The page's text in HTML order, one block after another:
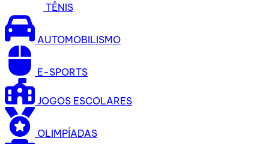
TÊNIS
AUTOMOBILISMO
E-SPORTS
JOGOS ESCOLARES
OLIMPÍADAS